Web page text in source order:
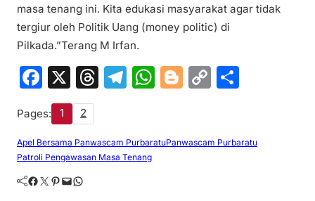
masa tenang ini. Kita edukasi masyarakat agar tidak
tergiur oleh Politik Uang (money politic) di
Pilkada.”Terang M Irfan.
F
a
c
e
b
o
X
T
a
d
T
gr
a
W
s
Bl
g
C
y e
Pages: 1 2
Apel Bersama Panwascam PurbaratuPanwascam Purbaratu
Patroli Pengawasan Masa Tenang
Facebook Twitter Pinterest Mail WhatsApp